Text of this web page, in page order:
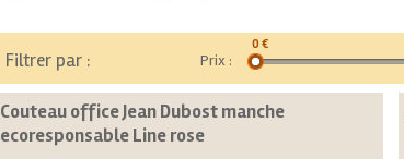
Filtrer par : Prix :
0 €
Couteau office Jean Dubost manche
ecoresponsable Line rose